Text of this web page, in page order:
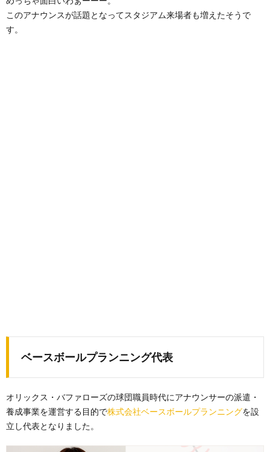
このアナウンスが話題となってスタジアム来場者も増えたそうで
す。
ベースボールプランニング代表
オリックス・バファローズの球団職員時代にアナウンサーの派遣・
養成事業を運営する目的で株式会社ベースボールプランニングを設
立し代表となりました。